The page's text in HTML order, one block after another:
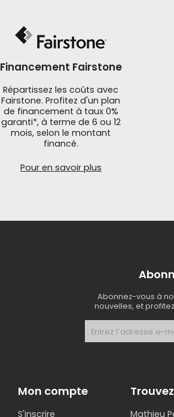
Financement Fairstone
Répartissez les coûts avec
Fairstone. Profitez d'un plan
de financement à taux 0%
garanti*, à terme de 6 ou 12
mois, selon le montant
financé.
Pour en savoir plus
Abonnez-vous à
nouvelles, et
Mon compte
S'inscrire Mathieu